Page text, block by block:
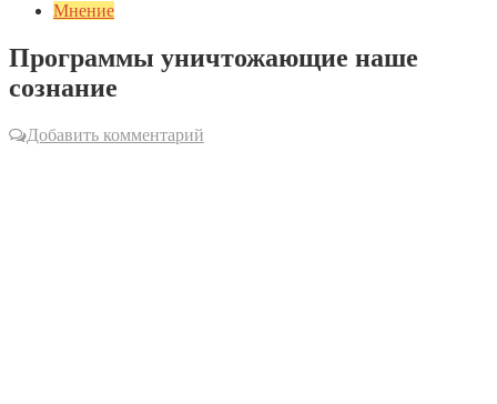
Мнение
Программы уничтожающие наше
сознание
Добавить комментарий